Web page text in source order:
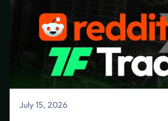
July 15, 2026